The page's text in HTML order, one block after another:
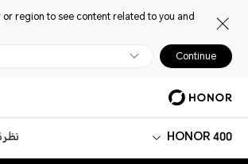
region to see content related to you and
Continue
HONOR 400